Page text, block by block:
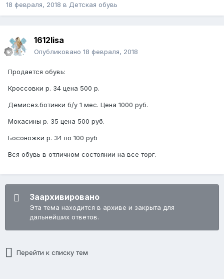
18 февраля, 2018 в Детская обувь
1612lisa
Опубликовано 18 февраля, 2018
Продается обувь:
Кроссовки р. 34 цена 500 р.
Демисез.ботинки б/у 1 мес. Цена 1000 руб.
Мокасины р. 35 цена 500 руб.
Босоножки р. 34 по 100 руб
Вся обувь в отличном состоянии на все торг.
Заархивировано
Эта тема находится в архиве и закрыта для
дальнейших ответов.
Перейти к списку тем